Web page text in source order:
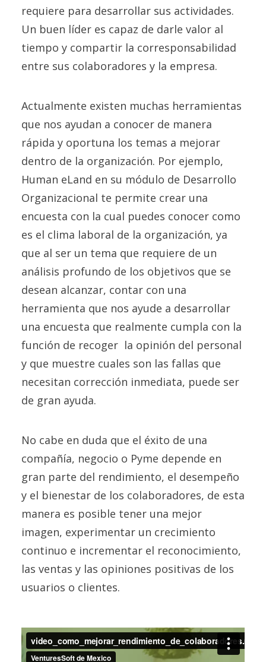
requiere para desarrollar sus actividades.
Un buen líder es capaz de darle valor al
tiempo y compartir la corresponsabilidad
entre sus colaboradores y la empresa.
Actualmente existen muchas herramientas
que nos ayudan a conocer de manera
rápida y oportuna los temas a mejorar
dentro de la organización. Por ejemplo,
Human eLand en su módulo de Desarrollo
Organizacional te permite crear una
encuesta con la cual puedes conocer como
es el clima laboral de la organización, ya
que al ser un tema que requiere de un
análisis profundo de los objetivos que se
desean alcanzar, contar con una
herramienta que nos ayude a desarrollar
una encuesta que realmente cumpla con la
función de recoger la opinión del personal
y que muestre cuales son las fallas que
necesitan corrección inmediata, puede ser
de gran ayuda.
No cabe en duda que el éxito de una
compañía, negocio o Pyme depende en
gran parte del rendimiento, el desempeño
y el bienestar de los colaboradores, de esta
manera es posible tener una mejor
imagen, experimentar un crecimiento
continuo e incrementar el reconocimiento,
las ventas y las opiniones positivas de los
usuarios o clientes.